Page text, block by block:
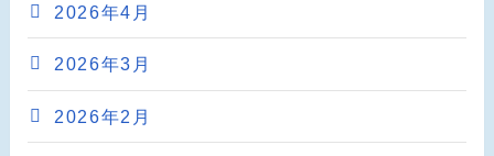
2026年4月
2026年3月
2026年2月